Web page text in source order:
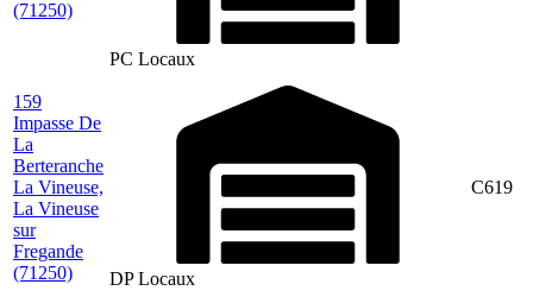
(71250)
PC Locaux
159
Impasse De
La
Berteranche
La Vineuse,
La Vineuse
sur
Fregande
(71250)
DP Locaux
C619